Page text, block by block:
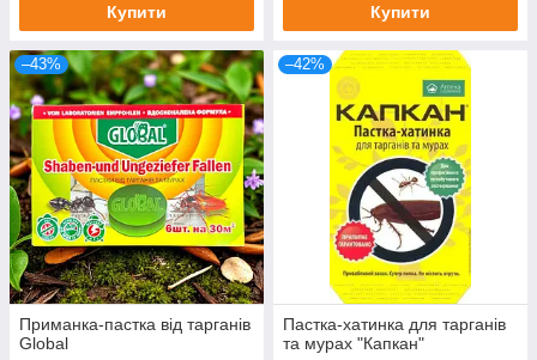
Купити Купити
–43%
Приманка-пастка від тарганів
Global
–42%
Пастка-хатинка для тарганів
та мурах "Капкан"